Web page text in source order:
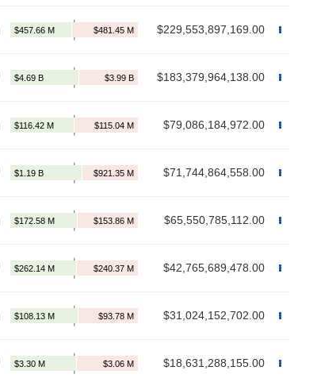
$229,553,897,169.00
$183,379,964,138.00
$79,086,184,972.00
$71,744,864,558.00
$65,550,785,112.00
$42,765,689,478.00
$31,024,152,702.00
$18,631,288,155.00